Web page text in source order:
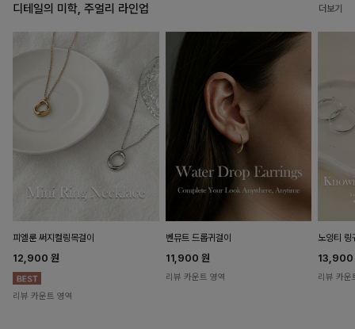
디테일의 미학, 주얼리 라인업 더보기
피엘룬 써지컬링목걸이
12,900 원
리뷰 카운트 영역
벤뮤트 드롭귀걸이
11,900 원
리뷰 카운트 영역
노잉티 링
리뷰 카운